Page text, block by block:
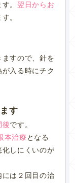
。 翌日からお
。
すので、針を
入る時にチク
す
後です。
本治療 となる
化しにくいのが
は２回目の治